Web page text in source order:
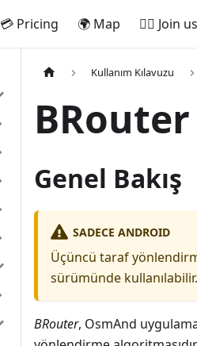
💳 Pricing 🌍 Map 🚵‍♂️ Join us
Kullanım Kılavuzu
BRouter
Genel Bakış
SADECE ANDROID
Üçüncü taraf
sürümünde kullanılabilir.
BRouter, OsmAnd